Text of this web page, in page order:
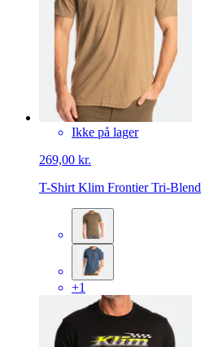
Ikke på lager
269,00 kr.
T-Shirt Klim Frontier Tri-Blend
+1